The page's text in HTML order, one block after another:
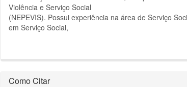
Violência e Serviço Social
(NEPEVIS). Possui experiência na área de Serviço
em Serviço Social,
Como Citar